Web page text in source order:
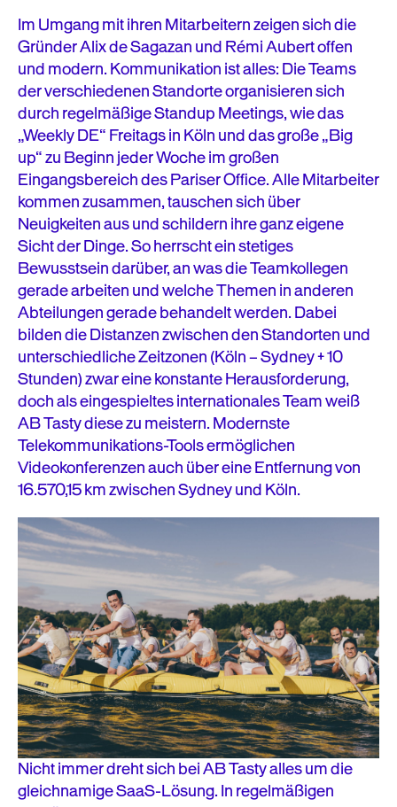
Im Umgang mit ihren Mitarbeitern zeigen sich die
Gründer Alix de Sagazan und Rémi Aubert offen
und modern. Kommunikation ist alles: Die Teams
der verschiedenen Standorte organisieren sich
durch regelmäßige Standup Meetings, wie das
„Weekly DE“ Freitags in Köln und das große „Big
up“ zu Beginn jeder Woche im großen
Eingangsbereich des Pariser Office. Alle Mitarbeiter
kommen zusammen, tauschen sich über
Neuigkeiten aus und schildern ihre ganz eigene
Sicht der Dinge. So herrscht ein stetiges
Bewusstsein darüber, an was die Teamkollegen
gerade arbeiten und welche Themen in anderen
Abteilungen gerade behandelt werden. Dabei
bilden die Distanzen zwischen den Standorten und
unterschiedliche Zeitzonen (Köln – Sydney + 10
Stunden) zwar eine konstante Herausforderung,
doch als eingespieltes internationales Team weiß
AB Tasty diese zu meistern. Modernste
Telekommunikations-Tools ermöglichen
Videokonferenzen auch über eine Entfernung von
16.570,15 km zwischen Sydney und Köln.
Nicht immer dreht sich bei AB Tasty alles um die
gleichnamige SaaS-Lösung. In regelmäßigen